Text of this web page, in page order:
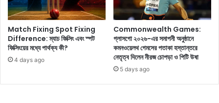
তা
,
শো
ভি
তা
ব্রা
ফে
রা
নো
নি
য়ে
ব
ম
Match Fixing Spot Fixing
Difference: ম্যাচ ফিক্সিং এবং স্পট
ফিক্সিংয়ের মধ্যে পার্থক্য কী?
4 days ago
Commonwealth Games:
গ্লাসগো ২০২৬-এর সমাপনী অনুষ্ঠানে
কমনওয়েলথ গেমসের পতাকা হস্তান্তরে
নেতৃত্ব দিলেন নীরজ চোপড়া ও পিটি উষা
5 days ago